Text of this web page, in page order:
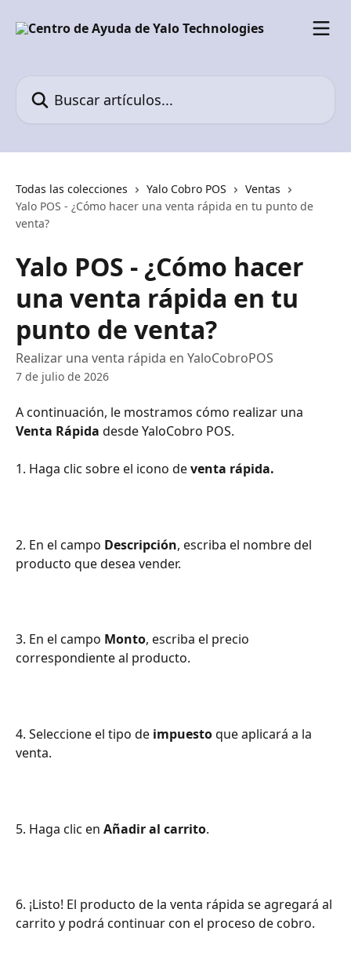
Todas las colecciones Yalo Cobro POS
Ventas
Yalo POS - ¿Cómo hacer una venta rápida en tu punto de
venta?
Yalo POS - ¿Cómo hacer
una venta rápida en tu
punto de venta?
Realizar una venta rápida en YaloCobroPOS
7 de julio de 2026
A continuación, le mostramos cómo realizar una
Venta Rápida desde YaloCobro POS.
1. Haga clic sobre el icono de venta rápida.
2. En el campo Descripción, escriba el nombre del
producto que desea vender.
3. En el campo Monto, escriba el precio
correspondiente al producto.
4. Seleccione el tipo de impuesto que aplicará a la
venta.
5. Haga clic en Añadir al carrito.
6. ¡Listo! El producto de la venta rápida se agregará al
carrito y podrá continuar con el proceso de cobro.